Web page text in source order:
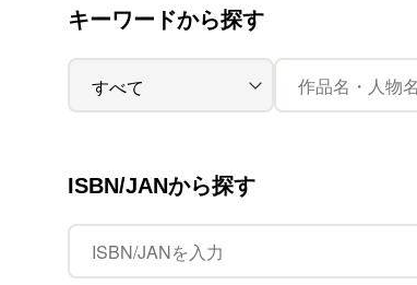
キーワードから探す
ISBN/JANから探す